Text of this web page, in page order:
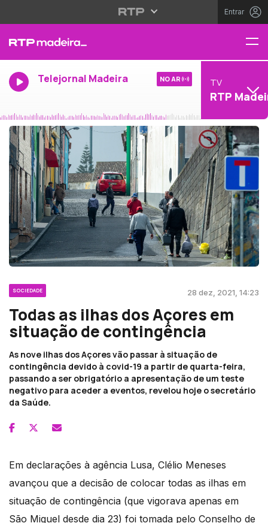
Entrar
Telejornal Madeira NO AR TV
RTP
SOCIEDADE 28 dez, 2021, 14:23
Todas as ilhas dos Açores em
situação de contingência
As nove ilhas dos Açores vão passar à situação de
contingência devido à covid-19 a partir de quarta-feira,
passando a ser obrigatório a apresentação de um teste
negativo para aceder a eventos, revelou hoje o secretário
da Saúde.
Em declarações à agência Lusa, Clélio Meneses
avançou que a decisão de colocar todas as ilhas em
situação de contingência (que vigorava apenas em
São Miguel desde dia 23) foi tomada pelo Conselho de